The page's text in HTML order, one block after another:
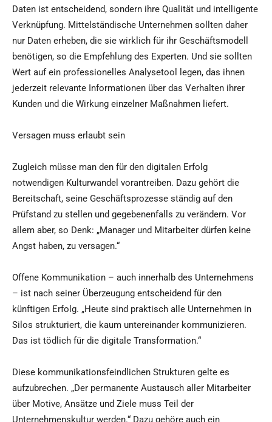
Daten ist entscheidend, sondern ihre Qualität und intelligente
Verknüpfung. Mittelständische Unternehmen sollten daher
nur Daten erheben, die sie wirklich für ihr Geschäftsmodell
benötigen, so die Empfehlung des Experten. Und sie sollten
Wert auf ein professionelles Analysetool legen, das ihnen
jederzeit relevante Informationen über das Verhalten ihrer
Kunden und die Wirkung einzelner Maßnahmen liefert.
Versagen muss erlaubt sein
Zugleich müsse man den für den digitalen Erfolg
notwendigen Kulturwandel vorantreiben. Dazu gehört die
Bereitschaft, seine Geschäftsprozesse ständig auf den
Prüfstand zu stellen und gegebenenfalls zu verändern. Vor
allem aber, so Denk: „Manager und Mitarbeiter dürfen keine
Angst haben, zu versagen.“
Offene Kommunikation – auch innerhalb des Unternehmens
– ist nach seiner Überzeugung entscheidend für den
künftigen Erfolg. „Heute sind praktisch alle Unternehmen in
Silos strukturiert, die kaum untereinander kommunizieren.
Das ist tödlich für die digitale Transformation.“
Diese kommunikationsfeindlichen Strukturen gelte es
aufzubrechen. „Der permanente Austausch aller Mitarbeiter
über Motive, Ansätze und Ziele muss Teil der
Unternehmenskultur werden.“ Dazu gehöre auch ein